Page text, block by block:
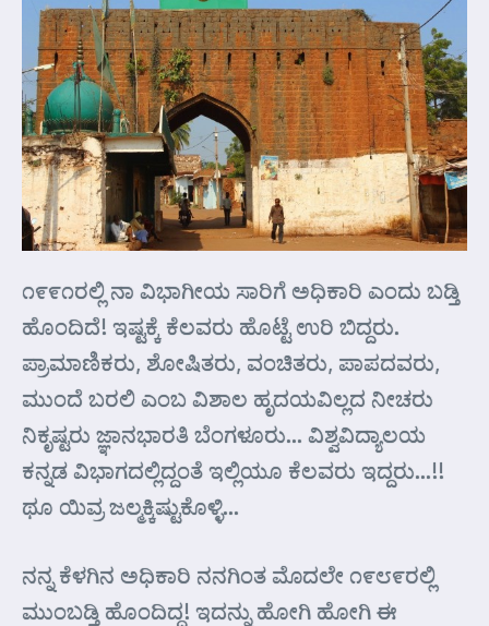
೧೯೯೧ರಲ್ಲಿ ನಾ ವಿಭಾಗೀಯ ಸಾರಿಗೆ ಅಧಿಕಾರಿ ಎಂದು ಬಡ್ತಿ
ಹೊಂದಿದೆ! ಇಷ್ಟಕ್ಕೆ ಕೆಲವರು ಹೊಟ್ಟೆ ಉರಿ ಬಿದ್ದರು.
ಪ್ರಾಮಾಣಿಕರು, ಶೋಷಿತರು, ವಂಚಿತರು, ಪಾಪದವರು,
ಮುಂದೆ ಬರಲಿ ಎಂಬ ವಿಶಾಲ ಹೃದಯವಿಲ್ಲದ ನೀಚರು
ನಿಕೃಷ್ಟರು ಜ್ಞಾನಭಾರತಿ ಬೆಂಗಳೂರು… ವಿಶ್ವವಿದ್ಯಾಲಯ
ಕನ್ನಡ ವಿಭಾಗದಲ್ಲಿದ್ದಂತೆ ಇಲ್ಲಿಯೂ ಕೆಲವರು ಇದ್ದರು…!!
ಥೂ ಯಿವ್ರ ಜಲ್ಮಕ್ಕಿಷ್ಟುಕೊಳ್ಳಿ…
ನನ್ನ ಕೆಳಗಿನ ಅಧಿಕಾರಿ ನನಗಿಂತ ಮೊದಲೇ ೧೯೮೯ರಲ್ಲಿ
ಮುಂಬಡ್ತಿ ಹೊಂದಿದ್ದ! ಇದನ್ನು ಹೋಗಿ ಹೋಗಿ ಈ